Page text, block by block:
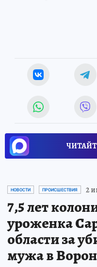
НОВОСТИ ПРОИСШЕСТВИЯ 2
7,5 лет
уроженка
области за
мужа в